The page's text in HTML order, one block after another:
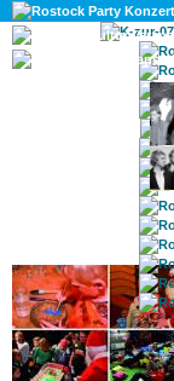
ROSTOCK TAGESTIPP